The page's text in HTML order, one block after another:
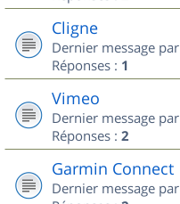
Cligne
Dernier message par
Réponses : 1
Vimeo
Dernier message par
Réponses : 2
Garmin Connect
Dernier message par